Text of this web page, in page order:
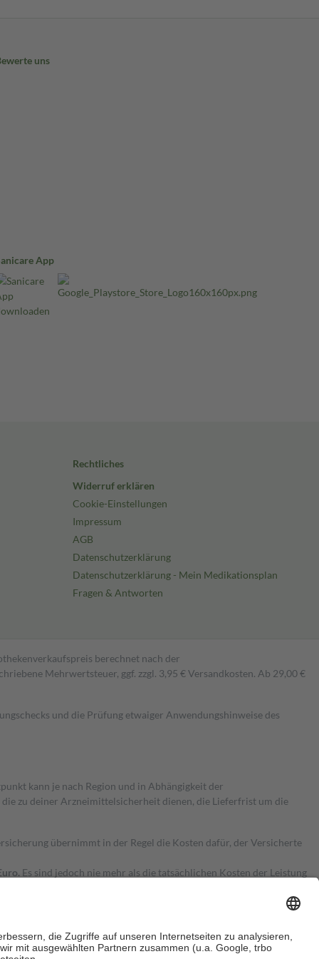
uns
App
Rechtliches
Widerruf erklären
Cookie-Einstellungen
Impressum
AGB
Datenschutzerklärung
Datenschutzerklärung - Mein Medikationsplan
Fragen & Antworten
berechnet nach der
Mehrwertsteuer, ggf. zzgl. 3,95 € Versandkosten. Ab 29,00 €
und die Prüfung etwaiger Anwendungshinweise des
kann je nach Region und in Abhängigkeit der
zu deiner Arzneimittelsicherheit dienen, die Lieferfrist um die
übernimmt in der Regel die Kosten dafür, der Versicherte
Es sind jedoch nie mehr als die tatsächlichen Kosten der Leistung
Zuzahlungen an bei: